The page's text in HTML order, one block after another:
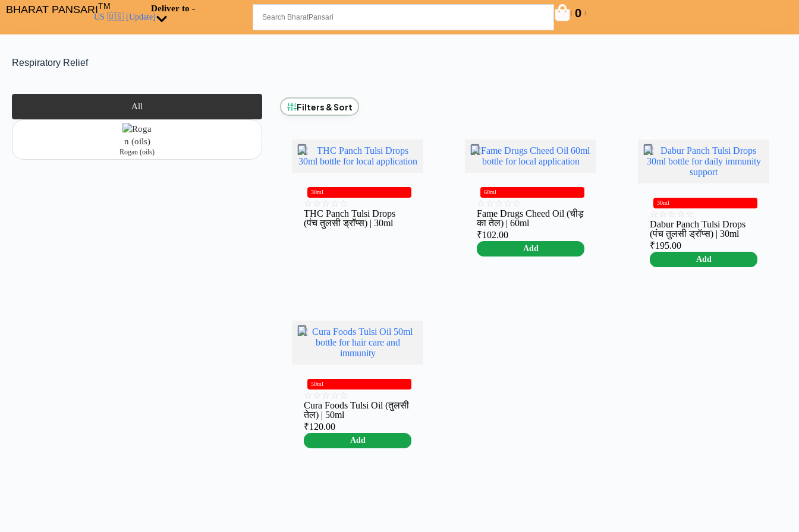
BHARAT PANSARITM Deliver to -
US 🇺🇸 [Update] ( 0 )
Respiratory Relief
All
Rogan (oils)
Filters & Sort
30ml
☆ ☆ ☆ ☆ ☆
THC Panch Tulsi Drops
(पंच तुलसी ड्रॉप्स) | 30ml
60ml
☆ ☆ ☆ ☆ ☆
Fame Drugs Cheed Oil (चीड़
का तेल) | 60ml
₹102.00
Add
30ml
☆ ☆ ☆ ☆ ☆
Dabur Panch Tulsi Drops
(पंच तुलसी ड्रॉप्स) | 30ml
₹195.00
Add
50ml
☆ ☆ ☆ ☆ ☆
Cura Foods Tulsi Oil (तुलसी
तेल) | 50ml
₹120.00
Add